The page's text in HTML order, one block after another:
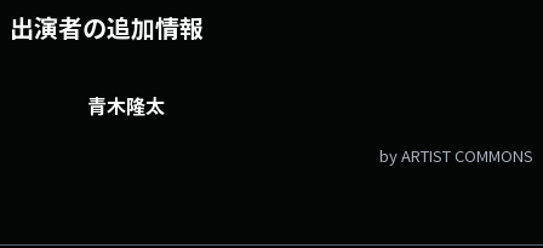
出演者の追加情報
青木隆太
by ARTIST COMMONS